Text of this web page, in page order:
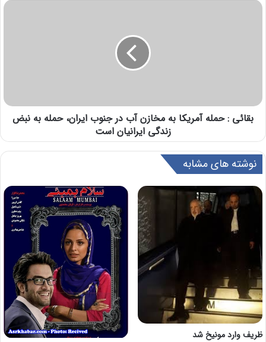
بقائی : حمله آمریکا به مخازن آب در جنوب ایران، حمله به نبض
زندگی ایرانیان است
نوشته های مشابه
ظریف وارد مونیخ شد